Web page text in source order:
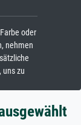
oder
nehmen
uns zu